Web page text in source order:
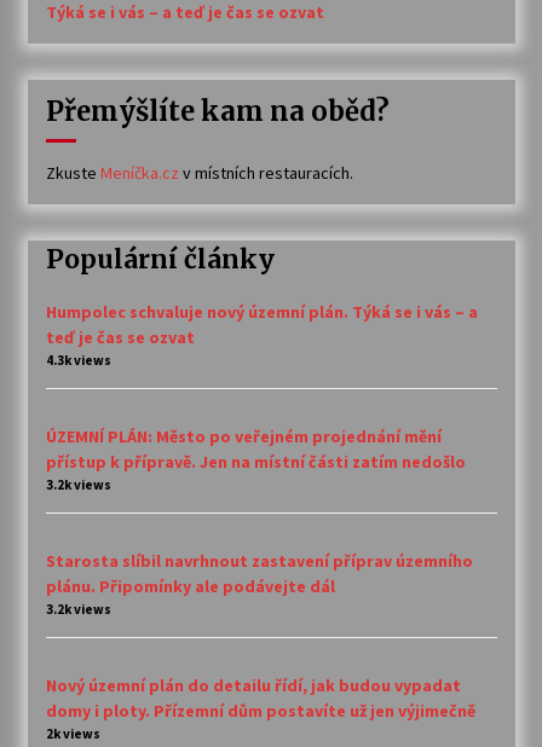
Týká se i vás – a teď je čas se ozvat
Přemýšlíte kam na oběd?
Zkuste Meníčka.cz v místních restauracích.
Populární články
Humpolec schvaluje nový územní plán. Týká se i vás – a
teď je čas se ozvat
4.3k views
ÚZEMNÍ PLÁN: Město po veřejném projednání mění
přístup k přípravě. Jen na místní části zatím nedošlo
3.2k views
Starosta slíbil navrhnout zastavení příprav územního
plánu. Připomínky ale podávejte dál
3.2k views
Nový územní plán do detailu řídí, jak budou vypadat
domy i ploty. Přízemní dům postavíte už jen výjimečně
2k views